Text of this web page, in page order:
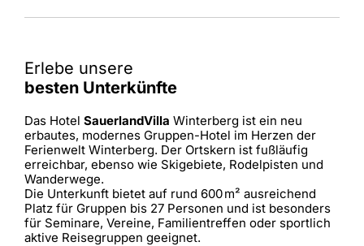
Erlebe unsere
besten Unterkünfte
Das Hotel SauerlandVilla Winterberg ist ein neu
erbautes, modernes Gruppen-Hotel im Herzen der
Ferienwelt Winterberg. Der Ortskern ist fußläufig
erreichbar, ebenso wie Skigebiete, Rodelpisten und
Wanderwege.
Die Unterkunft bietet auf rund 600 m² ausreichend
Platz für Gruppen bis 27 Personen und ist besonders
für Seminare, Vereine, Familientreffen oder sportlich
aktive Reisegruppen geeignet.